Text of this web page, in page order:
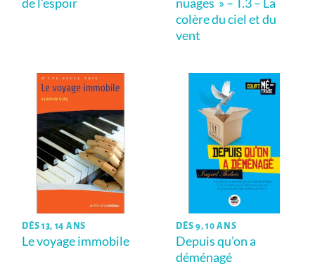
de l’espoir
nuages » – T.3 – La
colère du ciel et du
vent
DÈS 13, 14 ANS
Le voyage immobile
DÈS 9, 10 ANS
Depuis qu’on a
déménagé